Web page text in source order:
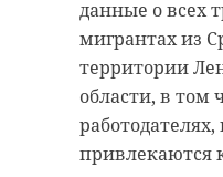
данные о всех
мигрантах из
территории
области, в том
привлекаются